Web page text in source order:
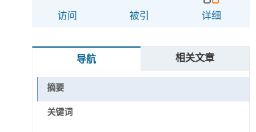
访问 被引 详细
导航 相关文章
摘要
关键词